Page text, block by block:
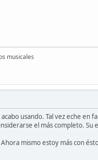
musicales
usando. Tal vez eche en
el más completo.
mismo estoy más con